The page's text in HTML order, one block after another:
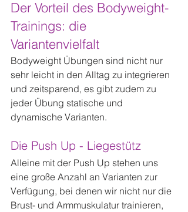
Der Vorteil des Bodyweight-
Trainings: die
Variantenvielfalt
Bodyweight Übungen sind nicht nur
sehr leicht in den Alltag zu integrieren
und zeitsparend, es gibt zudem zu
jeder Übung statische und
dynamische Varianten.
Die Push Up - Liegestütz
Alleine mit der Push Up stehen uns
eine große Anzahl an Varianten zur
Verfügung, bei denen wir nicht nur die
Brust- und Armmuskulatur trainieren,